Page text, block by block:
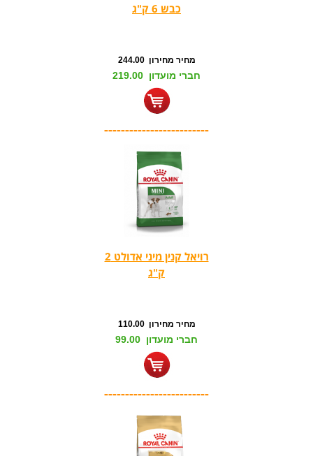
כבש 6 ק"ג
מחיר מחירון 244.00
חברי מועדון 219.00
-------------------------
רויאל קנין מיני אדולט 2
ק"ג
מחיר מחירון 110.00
חברי מועדון 99.00
-------------------------